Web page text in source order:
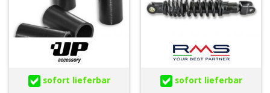
sofort lieferbar
sofort lieferbar